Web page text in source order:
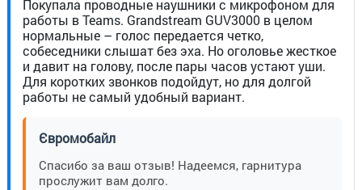
Покупала проводные наушники с микрофоном для
работы в Teams. Grandstream GUV3000 в целом
нормальные – голос передается четко,
собеседники слышат без эха. Но оголовье жесткое
и давит на голову, после пары часов устают уши.
Для коротких звонков подойдут, но для долгой
работы не самый удобный вариант.
Євромобайл
Спасибо за ваш отзыв! Надеемся, гарнитура
прослужит вам долго.